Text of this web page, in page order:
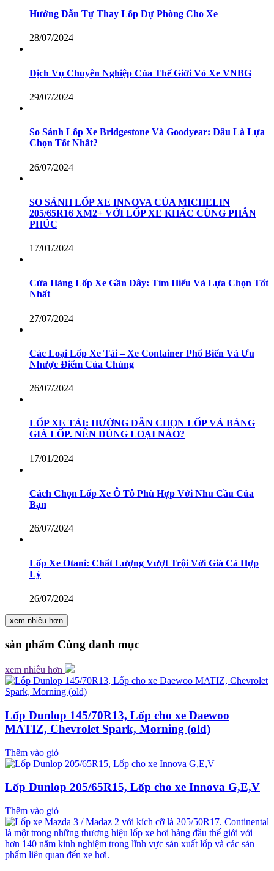
Hướng Dẫn Tự Thay Lốp Dự Phòng Cho Xe
28/07/2024
Dịch Vụ Chuyên Nghiệp Của Thế Giới Vỏ Xe VNBG
29/07/2024
So Sánh Lốp Xe Bridgestone Và Goodyear: Đâu Là Lựa
Chọn Tốt Nhất?
26/07/2024
SO SÁNH LỐP XE INNOVA CỦA MICHELIN
205/65R16 XM2+ VỚI LỐP XE KHÁC CÙNG PHÂN
PHÚC
17/01/2024
Cửa Hàng Lốp Xe Gần Đây: Tìm Hiểu Và Lựa Chọn Tốt
Nhất
27/07/2024
Các Loại Lốp Xe Tải – Xe Container Phổ Biến Và Ưu
Nhược Điểm Của Chúng
26/07/2024
LỐP XE TẢI: HƯỚNG DẪN CHỌN LỐP VÀ BẢNG
GIÁ LỐP. NÊN DÙNG LOẠI NÀO?
17/01/2024
Cách Chọn Lốp Xe Ô Tô Phù Hợp Với Nhu Cầu Của
Bạn
26/07/2024
Lốp Xe Otani: Chất Lượng Vượt Trội Với Giá Cả Hợp
Lý
26/07/2024
xem nhiều hơn
sản phẩm Cùng danh mục
xem nhiều hơn
Lốp Dunlop 145/70R13, Lốp cho xe Daewoo
MATIZ, Chevrolet Spark, Morning (old)
Thêm vào giỏ
Lốp Dunlop 205/65R15, Lốp cho xe Innova G,E,V
Thêm vào giỏ